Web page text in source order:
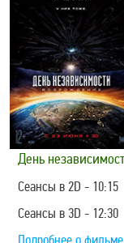
День
Сеансы в 2D -
Сеансы в 3D -